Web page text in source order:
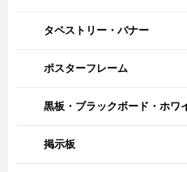
タペストリー・バナー
ポスターフレーム
黒板・ブラックボード・ホワ
掲示板